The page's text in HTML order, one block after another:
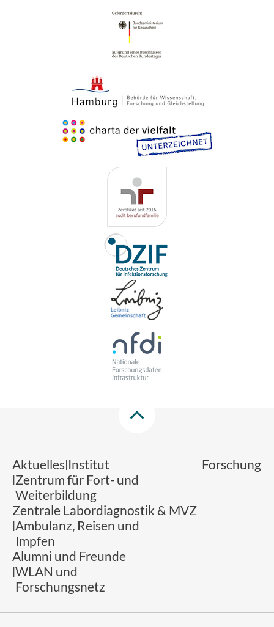
Aktuelles Institut
Forschung
Zentrum für Fort- und
Weiterbildung
Zentrale Labordiagnostik & MVZ
Ambulanz, Reisen und
Impfen
Alumni und Freunde
WLAN und
Forschungsnetz